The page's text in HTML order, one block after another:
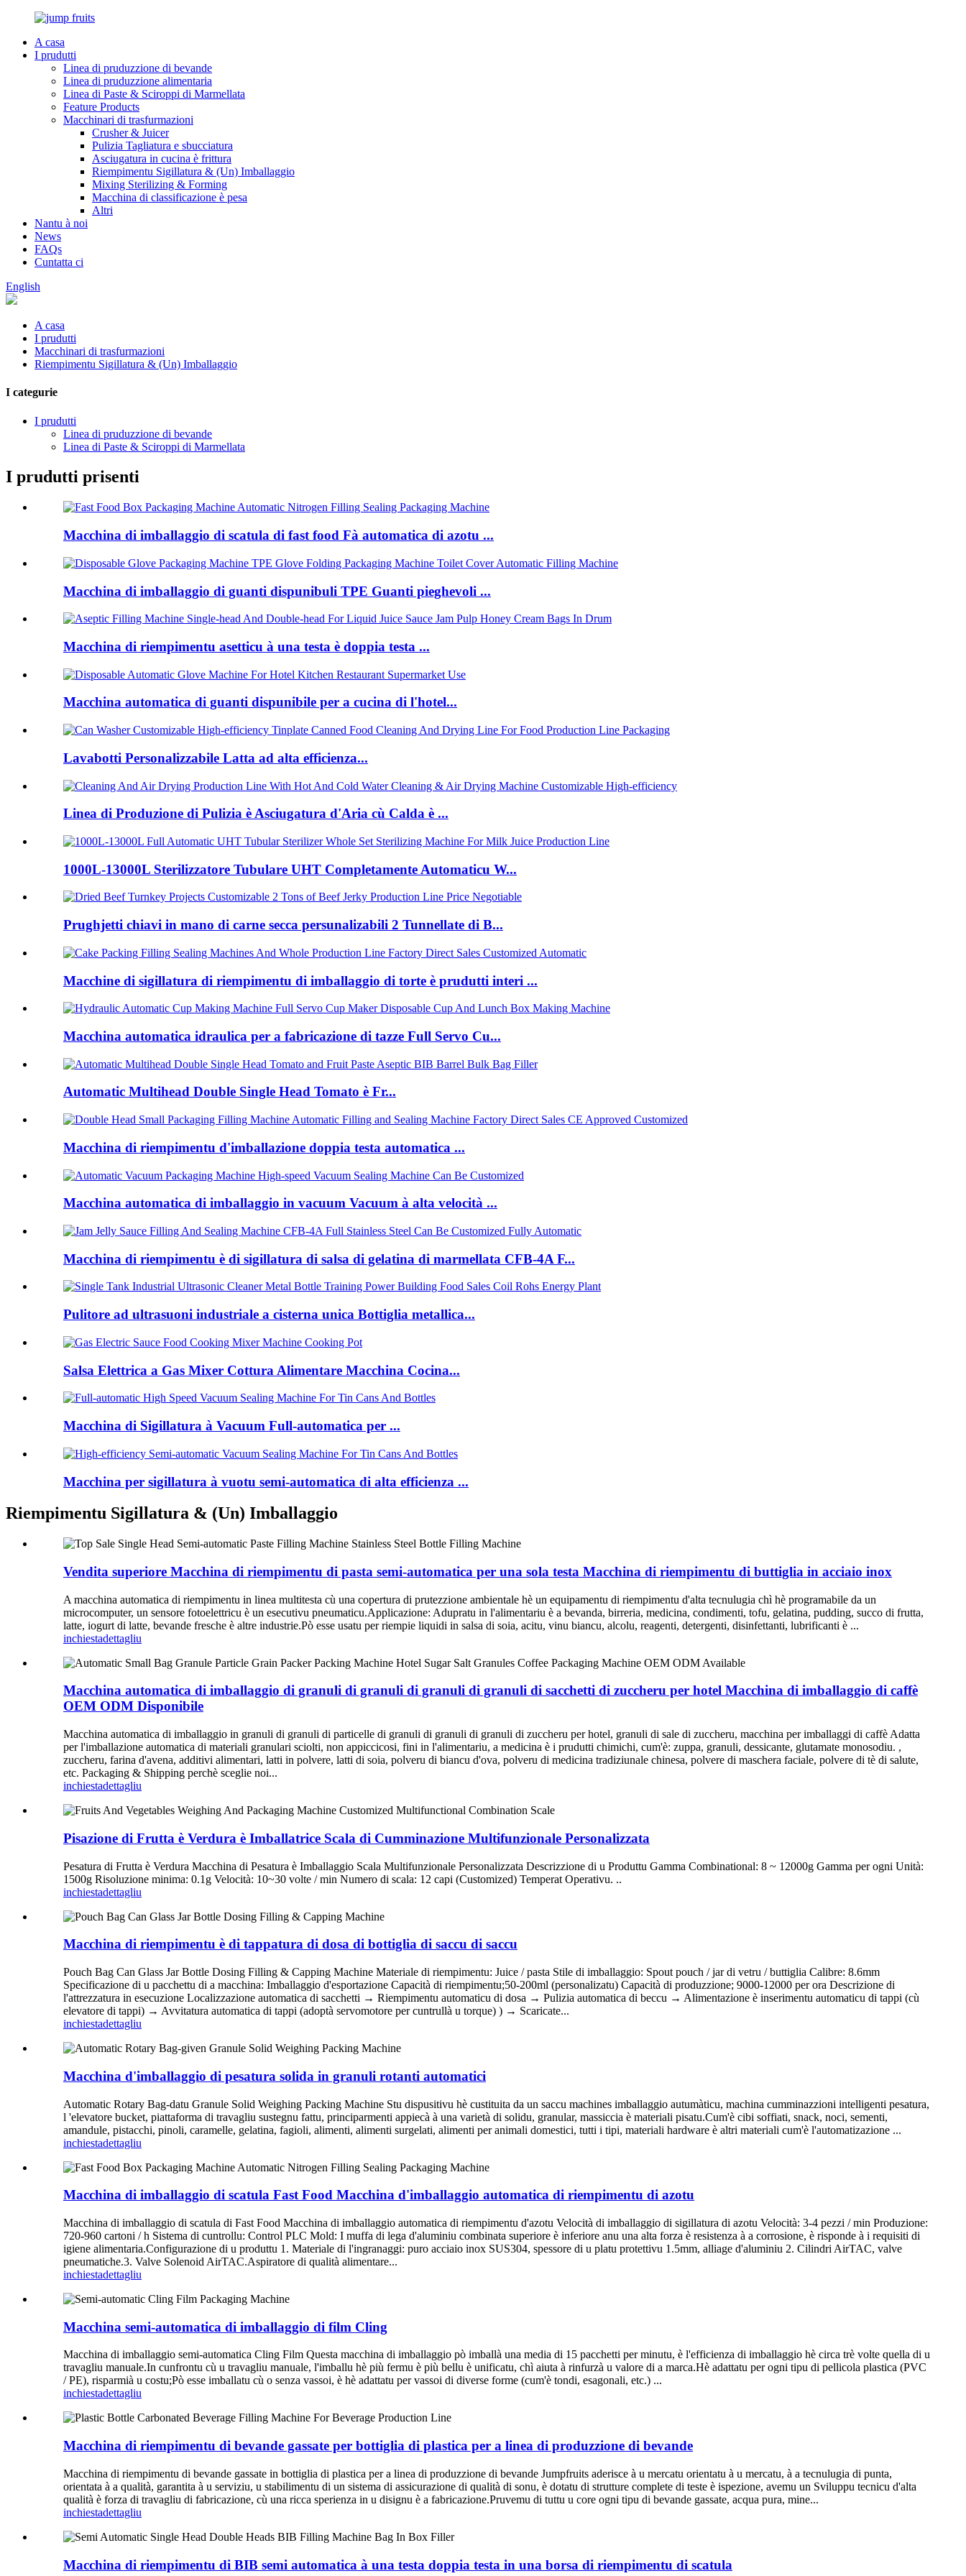
A casa
I prudutti
Linea di pruduzzione di bevande
Linea di pruduzzione alimentaria
Linea di Paste & Sciroppi di Marmellata
Feature Products
Macchinari di trasfurmazioni
Crusher & Juicer
Pulizia Tagliatura e sbucciatura
Asciugatura in cucina è frittura
Riempimentu Sigillatura & (Un) Imballaggio
Mixing Sterilizing & Forming
Macchina di classificazione è pesa
Altri
Nantu à noi
News
FAQs
Cuntatta ci
English
A casa
I prudutti
Macchinari di trasfurmazioni
Riempimentu Sigillatura & (Un) Imballaggio
I categurie
I prudutti
Linea di pruduzzione di bevande
Linea di Paste & Sciroppi di Marmellata
I prudutti prisenti
Macchina di imballaggio di scatula di fast food Fà automatica di azotu ...
Macchina di imballaggio di guanti dispunibuli TPE Guanti pieghevoli ...
Macchina di riempimentu asetticu à una testa è doppia testa ...
Macchina automatica di guanti dispunibile per a cucina di l'hotel...
Lavabotti Personalizzabile Latta ad alta efficienza...
Linea di Produzione di Pulizia è Asciugatura d'Aria cù Calda è ...
1000L-13000L Sterilizzatore Tubulare UHT Completamente Automaticu W...
Prughjetti chiavi in ​​mano di carne secca persunalizabili 2 Tunnellate di B...
Macchine di sigillatura di riempimentu di imballaggio di torte è prudutti interi ...
Macchina automatica idraulica per a fabricazione di tazze Full Servo Cu...
Automatic Multihead Double Single Head Tomato è Fr...
Macchina di riempimentu d'imballazione doppia testa automatica ...
Macchina automatica di imballaggio in vacuum Vacuum à alta velocità ...
Macchina di riempimentu è di sigillatura di salsa di gelatina di marmellata CFB-4A F...
Pulitore ad ultrasuoni industriale a cisterna unica Bottiglia metallica...
Salsa Elettrica a Gas Mixer Cottura Alimentare Macchina Cocina...
Macchina di Sigillatura à Vacuum Full-automatica per ...
Macchina per sigillatura à vuotu semi-automatica di alta efficienza ...
Riempimentu Sigillatura & (Un) Imballaggio
Vendita superiore Macchina di riempimentu di pasta semi-automatica per una sola testa Macchina di riempimentu di buttiglia in acciaio inox
A macchina automatica di riempimentu in linea multitesta cù una copertura di prutezzione ambientale hè un equipamentu di riempimentu d'alta tecnulugia chì hè programabile da un
microcomputer, un sensore fotoelettricu è un esecutivu pneumaticu.Applicazione: Adupratu in l'alimentariu è a bevanda, birreria, medicina, condimenti, tofu, gelatina, pudding, succo di frutta,
latte, iogurt di latte, bevande fresche è altre industrie.Pò esse usatu per riempie liquidi in salsa di soia, acitu, vinu biancu, alcolu, reagenti, detergenti, disinfettanti, lubrificanti è ...
inchiestadettagliu
Macchina automatica di imballaggio di granuli di granuli di granuli di granuli di sacchetti di zuccheru per hotel Macchina di imballaggio di caffè
OEM ODM Disponibile
Macchina automatica di imballaggio in granuli di granuli di particelle di granuli di granuli di granuli di zuccheru per hotel, granuli di sale di zuccheru, macchina per imballaggi di caffè Adatta
per l'imballazione automatica di materiali granulari sciolti, non appiccicosi, fini in l'alimentariu, a medicina è i prudutti chimichi, cum'è: zuppa, granuli, dessicante, glutamate monosodiu. ,
zuccheru, farina d'avena, additivi alimentari, latti in polvere, latti di soia, polveru di biancu d'ova, polveru di medicina tradiziunale chinesa, polvere di maschera faciale, polvere di tè di salute,
etc. Packaging & Shipping perchè sceglie noi...
inchiestadettagliu
Pisazione di Frutta è Verdura è Imballatrice Scala di Cumminazione Multifunzionale Personalizzata
Pesatura di Frutta è Verdura Macchina di Pesatura è Imballaggio Scala Multifunzionale Personalizzata Descrizzione di u Produttu Gamma Combinational: 8 ~ 12000g Gamma per ogni Unità:
1500g Risoluzione minima: 0.1g Velocità: 10~30 volte / min Numero di scala: 12 capi (Customized) Temperat Operativu. ..
inchiestadettagliu
Macchina di riempimentu è di tappatura di dosa di bottiglia di saccu di saccu
Pouch Bag Can Glass Jar Bottle Dosing Filling & Capping Machine Materiale di riempimentu: Juice / pasta Stile di imballaggio: Spout pouch / jar di vetru / buttiglia Calibre: 8.6mm
Specificazione di u pacchettu di a macchina: Imballaggio d'esportazione Capacità di riempimentu;50-200ml (personalizatu) Capacità di produzzione; 9000-12000 per ora Descrizione di
l'attrezzatura in esecuzione Localizzazione automatica di sacchetti → Riempimentu automaticu di dosa → Pulizia automatica di beccu → Alimentazione è inserimentu automaticu di tappi (cù
elevatore di tappi) → Avvitatura automatica di tappi (adoptà servomotore per cuntrullà u torque) ) → Scaricate...
inchiestadettagliu
Macchina d'imballaggio di pesatura solida in granuli rotanti automatici
Automatic Rotary Bag-datu Granule Solid Weighing Packing Machine Stu dispusitivu hè custituita da un saccu machines imballaggio autumàticu, machina cumminazzioni intelligenti pesatura,
l 'elevatore bucket, piattaforma di travagliu sustegnu fattu, principarmenti appiecà à una varietà di solidu, granular, massiccia è materiali pisatu.Cum'è cibi soffiati, snack, noci, sementi,
amandule, pistacchi, pinoli, caramelle, gelatina, fagioli, alimenti, alimenti surgelati, alimenti per animali domestici, tutti i tipi, materiali hardware è altri materiali cum'è l'automatizazione ...
inchiestadettagliu
Macchina di imballaggio di scatula Fast Food Macchina d'imballaggio automatica di riempimentu di azotu
Macchina di imballaggio di scatula di Fast Food Macchina di imballaggio automatica di riempimentu d'azotu Velocità di imballaggio di sigillatura di azotu Velocità: 3-4 pezzi / min Produzione:
720-960 cartoni / h Sistema di cuntrollu: Control PLC Mold: I muffa di lega d'aluminiu combinata superiore è inferiore anu una alta forza è resistenza à a corrosione, è risponde à i requisiti di
igiene alimentaria.Configurazione di u produttu 1. Materiale di l'ingranaggi: puro acciaio inox SUS304, spessore di u platu protettivu 1.5mm, alliage d'aluminiu 2. Cilindri AirTAC, valve
pneumatiche.3. Valve Solenoid AirTAC.Aspiratore di qualità alimentare...
inchiestadettagliu
Macchina semi-automatica di imballaggio di film Cling
Macchina di imballaggio semi-automatica Cling Film Questa macchina di imballaggio pò imballà una media di 15 pacchetti per minutu, è l'efficienza di imballaggio hè circa trè volte quella di u
travagliu manuale.In cunfrontu cù u travagliu manuale, l'imballu hè più fermu è più bellu è unificatu, chì aiuta à rinfurzà u valore di a marca.Hè adattatu per ogni tipu di pellicola plastica (PVC
/ PE), risparmià u costu;Pò esse imballatu cù o senza vassoi, è hè adattatu per vassoi di diverse forme (cum'è tondi, esagonali, etc.) ...
inchiestadettagliu
Macchina di riempimentu di bevande gassate per bottiglia di plastica per a linea di produzzione di bevande
Macchina di riempimentu di bevande gassate in bottiglia di plastica per a linea di produzzione di bevande Jumpfruits aderisce à u mercatu orientatu à u mercatu, à a tecnulugia di punta,
orientata à a qualità, garantita à u serviziu, u stabilimentu di un sistema di assicurazione di qualità di sonu, è dotatu di strutture complete di teste è ispezione, avemu un Sviluppu tecnicu d'alta
qualità è forza di travagliu di fabricazione, cù una ricca sperienza in u disignu è a fabricazione.Pruvemu di tuttu u core ogni tipu di bevande gassate, acqua pura, mine...
inchiestadettagliu
Macchina di riempimentu di BIB semi automatica à una testa doppia testa in una borsa di riempimentu di scatula